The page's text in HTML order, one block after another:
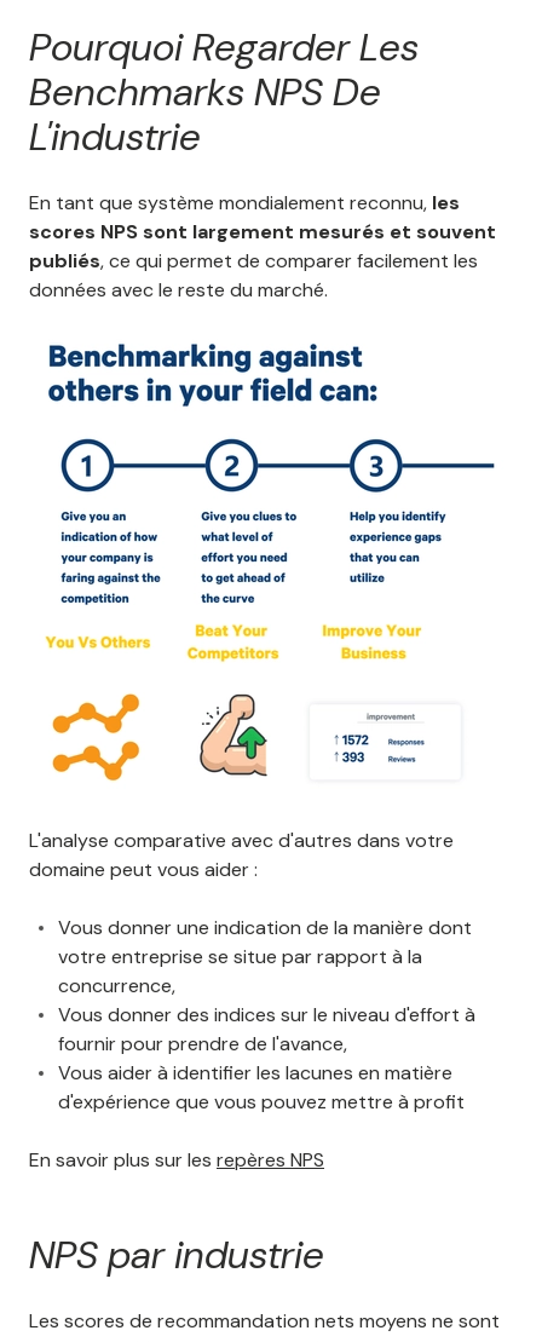
Pourquoi Regarder Les
Benchmarks NPS De
L'industrie
En tant que système mondialement reconnu, les
scores NPS sont largement mesurés et souvent
publiés, ce qui permet de comparer facilement les
données avec le reste du marché.
L'analyse comparative avec d'autres dans votre
domaine peut vous aider :
Vous donner une indication de la manière dont
votre entreprise se situe par rapport à la
concurrence,
Vous donner des indices sur le niveau d'effort à
fournir pour prendre de l'avance,
Vous aider à identifier les lacunes en matière
d'expérience que vous pouvez mettre à profit
En savoir plus sur les repères NPS
NPS par industrie
Les scores de recommandation nets moyens ne sont